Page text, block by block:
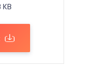
KB